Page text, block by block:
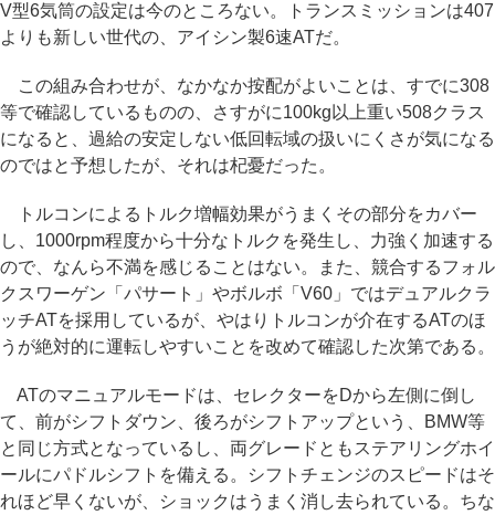
V型6気筒の設定は今のところない。トランスミッションは407
よりも新しい世代の、アイシン製6速ATだ。
この組み合わせが、なかなか按配がよいことは、すでに308
等で確認しているものの、さすがに100kg以上重い508クラス
になると、過給の安定しない低回転域の扱いにくさが気になる
のではと予想したが、それは杞憂だった。
トルコンによるトルク増幅効果がうまくその部分をカバー
し、1000rpm程度から十分なトルクを発生し、力強く加速する
ので、なんら不満を感じることはない。また、競合するフォル
クスワーゲン「パサート」やボルボ「V60」ではデュアルクラ
ッチATを採用しているが、やはりトルコンが介在するATのほ
うが絶対的に運転しやすいことを改めて確認した次第である。
ATのマニュアルモードは、セレクターをDから左側に倒し
て、前がシフトダウン、後ろがシフトアップという、BMW等
と同じ方式となっているし、両グレードともステアリングホイ
ールにパドルシフトを備える。シフトチェンジのスピードはそ
れほど早くないが、ショックはうまく消し去られている。ちな